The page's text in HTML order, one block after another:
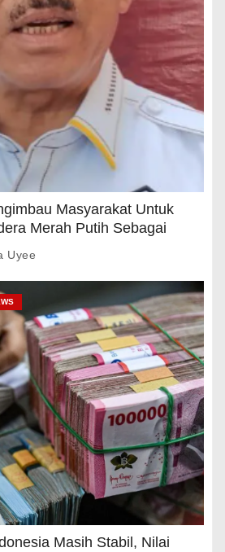
Masyarakat Untuk
Merah Putih Sebagai
Kasih
Uyee
Masih Stabil, Nilai